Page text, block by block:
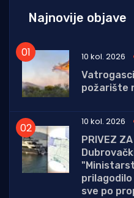
Najnovije objave
10 kol. 2026
požarište
10 kol. 2026
PRIVEZ
sve po